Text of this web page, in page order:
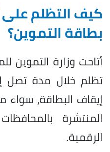
كيف التظلم على
بطاقة التموين؟
أتاحت وزارة التموين
إيقاف البطاقة، سواء
المنتشرة
الرقمية.